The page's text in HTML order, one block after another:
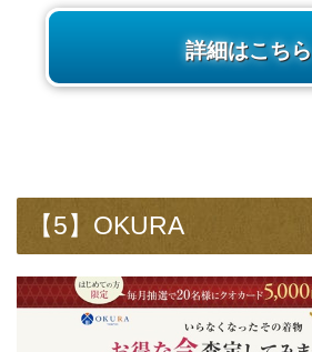
詳細はこちら
【5】OKURA